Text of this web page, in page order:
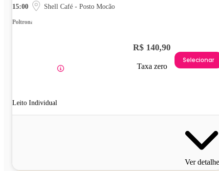
15:00 Shell Café - Posto Mocão
Poltrona
Leito Individual
R$ 140,90
Taxa zero
Selecionar
Ver